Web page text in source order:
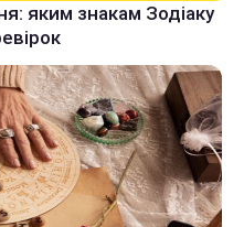
яким знакам Зодіаку